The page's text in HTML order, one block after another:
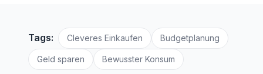
Tags: Cleveres Einkaufen Budgetplanung
Geld sparen Bewusster Konsum